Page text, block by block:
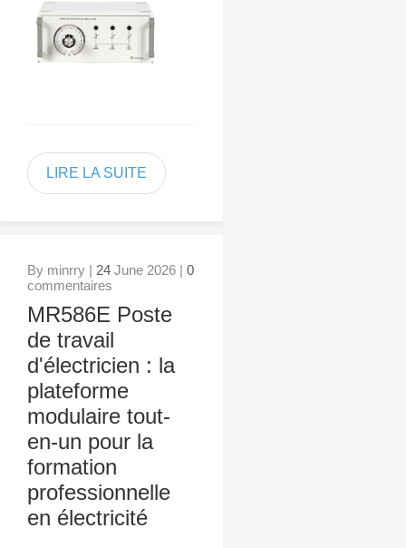
LIRE LA SUITE
By minrry | 24 June 2026 | 0
commentaires
MR586E Poste
de travail
d'électricien : la
plateforme
modulaire tout-
en-un pour la
formation
professionnelle
en électricité